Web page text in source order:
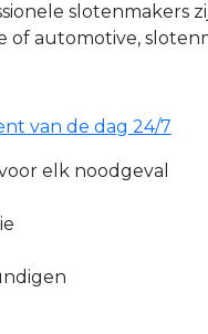
slotenmakers
of automotive,
van de dag 24/7
elk noodgeval